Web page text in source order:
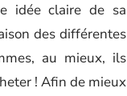
idée claire de sa
des différentes
au mieux, ils
! Afin de mieux